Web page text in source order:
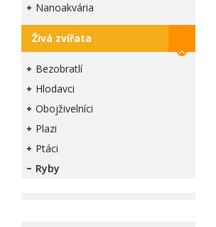
Nanoakvária
Živá zvířata
Bezobratlí
Hlodavci
Obojživelníci
Plazi
Ptáci
Ryby